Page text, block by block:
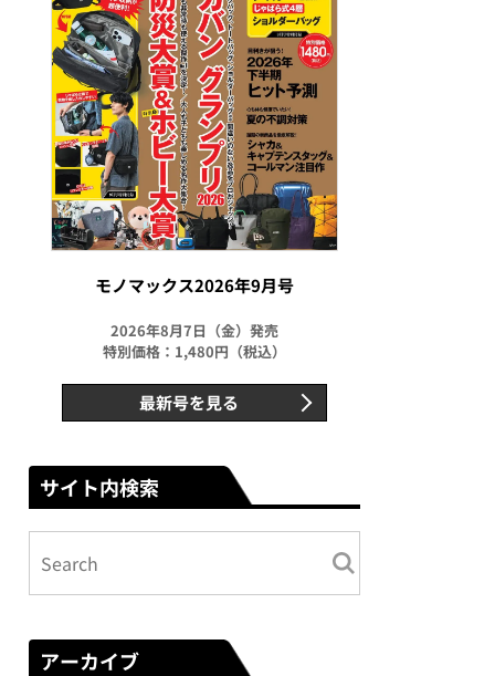
モノマックス2026年9月号
2026年8月7日（金）発売
特別価格：1,480円（税込）
最新号を見る
サイト内検索
アーカイブ